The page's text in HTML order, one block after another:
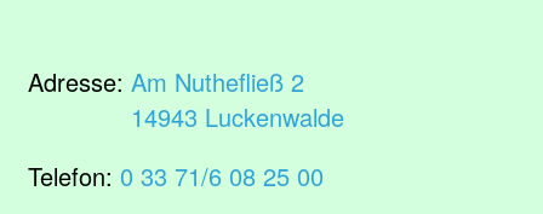
Adresse: Am Nuthefließ 2
14943 Luckenwalde
Telefon: 0 33 71/6 08 25 00